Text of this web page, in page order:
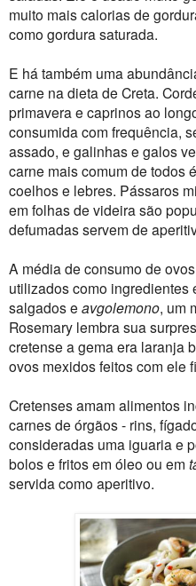
muito mais calorias de
como gordura saturada.
E há também uma
carne na dieta de Creta.
primavera e caprinos ao
consumida com frequência,
assado, e galinhas e galos
carne mais comum de todos
coelhos e lebres. Pássaros
em folhas de videira são
defumadas servem de
A média de consumo de
utilizados como ingredientes
salgados e avgolemono, um
Rosemary lembra sua
cretense a gema era laranja
ovos mexidos feitos com ele
Cretenses amam alimentos
carnes de órgãos - rins,
consideradas uma iguaria e
bolos e fritos em óleo ou em
servida como aperitivo.